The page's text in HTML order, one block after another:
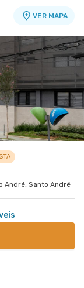
VER MAPA
André, Santo André